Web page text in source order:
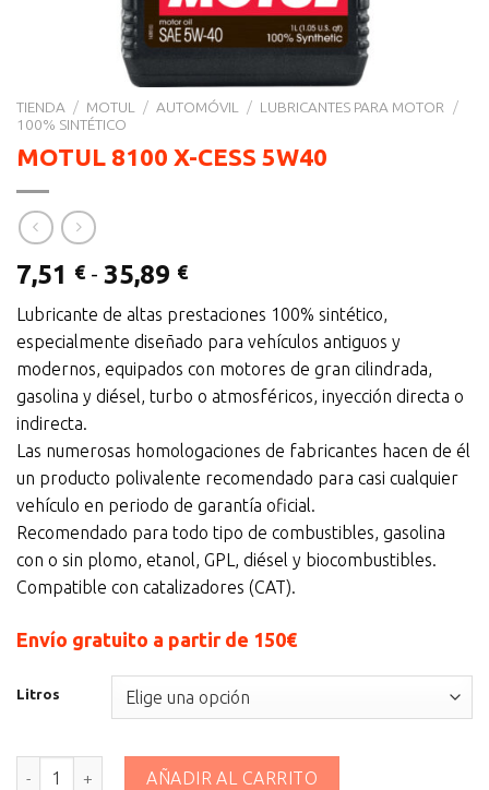
TIENDA / MOTUL / AUTOMÓVIL / LUBRICANTES PARA MOTOR
/
100% SINTÉTICO
MOTUL 8100 X-CESS 5W40
7,51 € - 35,89 €Rango
de
precios:
desde
7,51 €
hasta
Lubricante de altas prestaciones 100% sintético,
especialmente diseñado para vehículos antiguos y
modernos, equipados con motores de gran cilindrada,
gasolina y diésel, turbo o atmosféricos, inyección directa o
indirecta.
Las numerosas homologaciones de fabricantes hacen de él
un producto polivalente recomendado para casi cualquier
vehículo en periodo de garantía oficial.
Recomendado para todo tipo de combustibles, gasolina
con o sin plomo, etanol, GPL, diésel y biocombustibles.
Compatible con catalizadores (CAT).
Envío gratuito a partir de 150€
Litros
MOTUL 8100 X-CESS 5W40 cantidad
AÑADIR AL CARRITO